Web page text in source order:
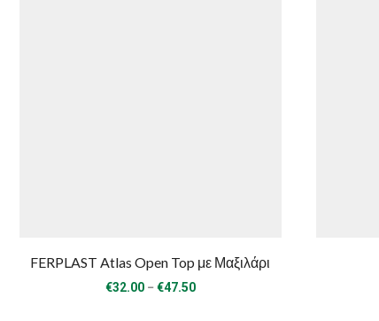
FERPLAST Atlas Open Top με Μαξιλάρι
€32.00 –€47.50Price